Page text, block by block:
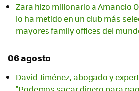
Zara hizo millonario a Amancio
lo ha metido en un club más
mayores family offices del
06 agosto
David Jiménez, abogado y